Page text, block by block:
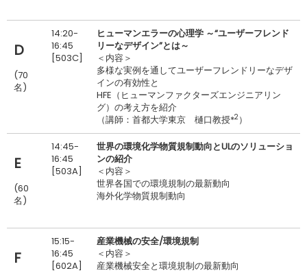
D
(70
名)
14:20-
16:45
[503C]
ヒューマンエラーの心理学 ～“ユーザーフレンド
リーなデザイン”とは～
＜内容＞
多様な実例を通してユーザーフレンドリーなデザ
インの有効性と
HFE（ヒューマンファクターズエンジニアリン
グ）の考え方を紹介
（講師：首都大学東京 樋口教授*2）
E
(60
名)
14:45-
16:45
[503A]
世界の環境化学物質規制動向とULのソリューショ
ンの紹介
＜内容＞
世界各国での環境規制の最新動向
海外化学物質規制動向
F
15:15-
16:45
[602A]
産業機械の安全/環境規制
＜内容＞
産業機械安全と環境規制の最新動向